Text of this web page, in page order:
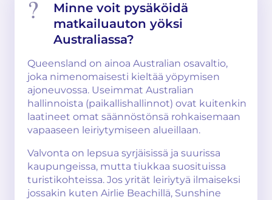
Minne voit pysäköidä
matkailuauton yöksi
Australiassa?
Queensland on ainoa Australian osavaltio,
joka nimenomaisesti kieltää yöpymisen
ajoneuvossa. Useimmat Australian
hallinnoista (paikallishallinnot) ovat kuitenkin
laatineet omat säännöstönsä rohkaisemaan
vapaaseen leiriytymiseen alueillaan.
Valvonta on lepsua syrjäisissä ja suurissa
kaupungeissa, mutta tiukkaa suosituissa
turistikohteissa. Jos yrität leiriytyä ilmaiseksi
jossakin kuten Airlie Beachillä, Sunshine